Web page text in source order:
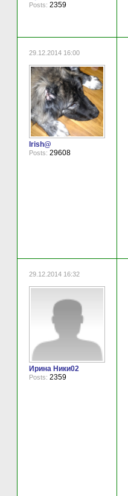
Posts: 2359
29.12.2014 16:00
Irish@
Posts: 29608
29.12.2014 16:32
Ирина Ники02
Posts: 2359